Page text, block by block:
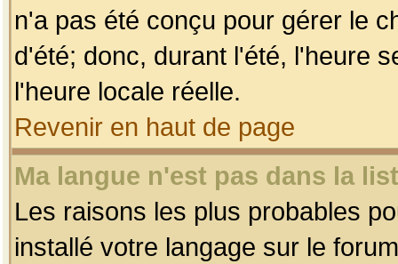
n'a pas été conçu pour gérer le
d'été; donc, durant l'été, l'heure
l'heure locale réelle.
Revenir en haut de page
Ma langue n'est pas dans la
Les raisons les plus probables
installé votre langage sur le